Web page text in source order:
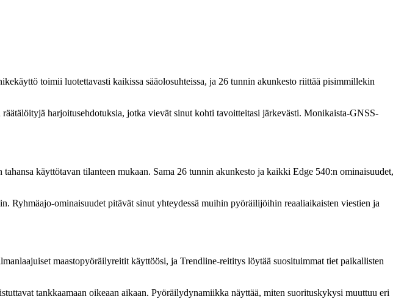
toimii luotettavasti kaikissa sääolosuhteissa, ja 26 tunnin akunkesto riittää pisimmillekin
harjoitusehdotuksia, jotka vievät sinut kohti tavoitteitasi järkevästi. Monikaista-GNSS-
käyttötavan tilanteen mukaan. Sama 26 tunnin akunkesto ja kaikki Edge 540:n ominaisuudet,
Ryhmäajo-ominaisuudet pitävät sinut yhteydessä muihin pyöräilijöihin reaaliaikaisten viestien ja
maastopyöräilyreitit käyttöösi, ja Trendline-reititys löytää suosituimmat tiet paikallisten
tankkaamaan oikeaan aikaan. Pyöräilydynamiikka näyttää, miten suorituskykysi muuttuu eri